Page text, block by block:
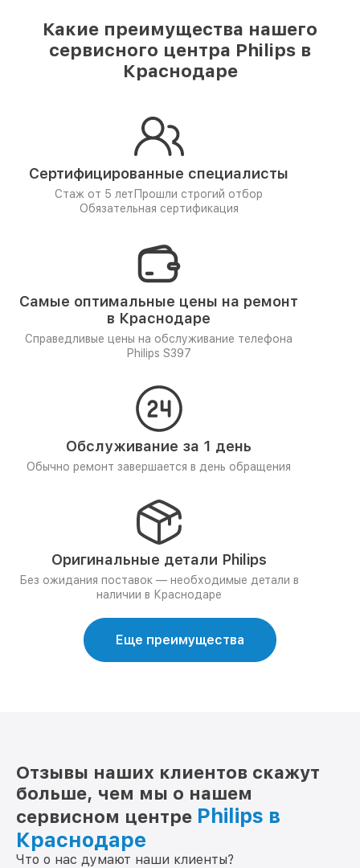
Какие преимущества нашего
сервисного центра Philips в
Краснодаре
Сертифицированные специалисты
Стаж от 5 лет Прошли строгий отбор
Обязательная сертификация
Самые оптимальные цены на ремонт
в Краснодаре
Справедливые цены на обслуживание телефона
Philips S397
Обслуживание за 1 день
Обычно ремонт завершается в день обращения
Оригинальные детали Philips
Без ожидания поставок — необходимые детали в
наличии в Краснодаре
Еще преимущества
Отзывы наших клиентов скажут
больше, чем мы о нашем
сервисном центре Philips в
Краснодаре
Что о нас думают наши клиенты?